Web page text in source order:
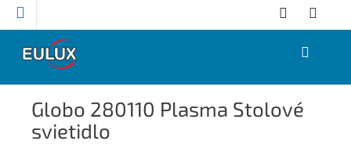
Prejsť
NÁKUPNÝ
Globo 280110 Plasma Stolové
svietidlo